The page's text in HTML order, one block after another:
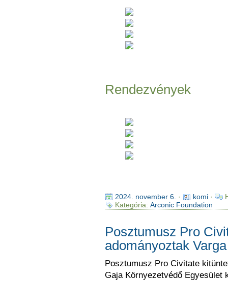
Rendezvények
2024. november 6. · komi·
Kategória: Arconic Foundation
Posztumusz Pro
adományoztak
Posztumusz Pro Civitate
Gaja Környezetvédő Egyesület